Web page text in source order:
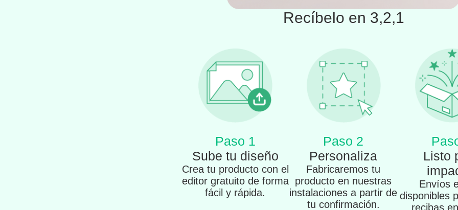
Recíbelo en 3,2,1
Paso 1
Sube tu diseño
Crea tu producto con el
editor gratuito de forma
fácil y rápida.
Paso 2
Personaliza
Fabricaremos tu
producto en nuestras
instalaciones a partir de
tu confirmación.
Listo
Envíos
disponibles
recibas